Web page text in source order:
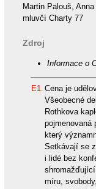
Martin Palouš,
mluvčí Charty 77
Zdroj
Informace o
E1. Cena je
Všeobecné
Rothkova
pojmenovaná
který
Setkávají se
i lidé bez
míru,